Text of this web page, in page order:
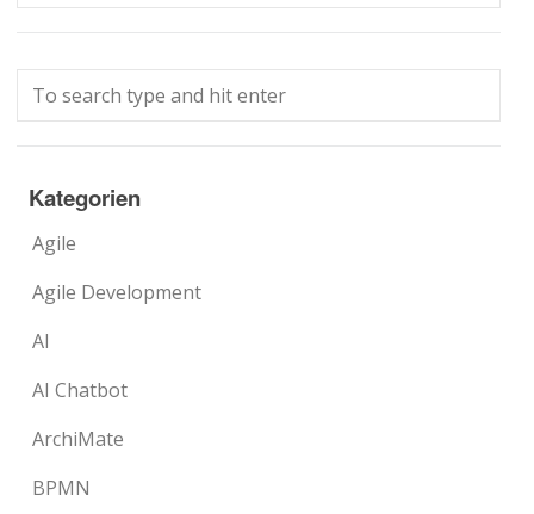
Kategorien
Agile
Agile Development
AI
AI Chatbot
ArchiMate
BPMN